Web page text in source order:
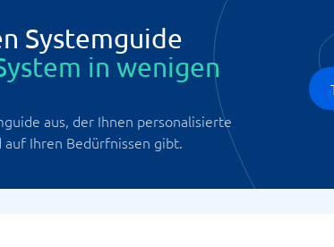
Systemguide
in wenigen
aus, der Ihnen personalisierte
Ihren Bedürfnissen gibt.